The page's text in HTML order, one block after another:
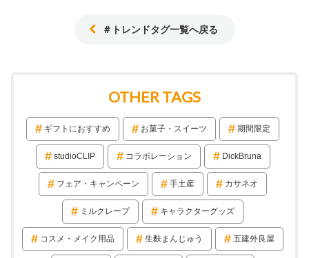
＃トレンドタグ一覧へ戻る
OTHER TAGS
ギフトにおすすめ お菓子・スイーツ 期間限定
studioCLIP コラボレーション DickBruna
フェア・キャンペーン 手土産 カサネオ
ミルクレープ キャラクターグッズ
コスメ・メイク用品 生麩まんじゅう 五建外良屋